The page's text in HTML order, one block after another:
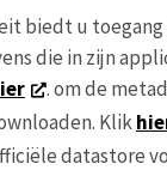
biedt u
die in zijn
. om de
Klik
datastore